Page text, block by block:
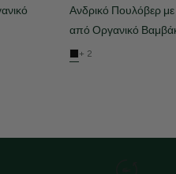
Ανδρικό Πουλόβερ
από Οργανικό
+ 2